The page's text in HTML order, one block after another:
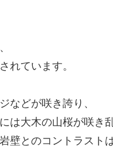
れています。
などが咲き誇り、
は大木の山桜が咲き乱
壁とのコントラスト